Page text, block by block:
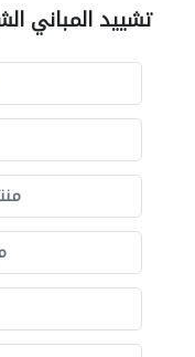
تشييد المباني